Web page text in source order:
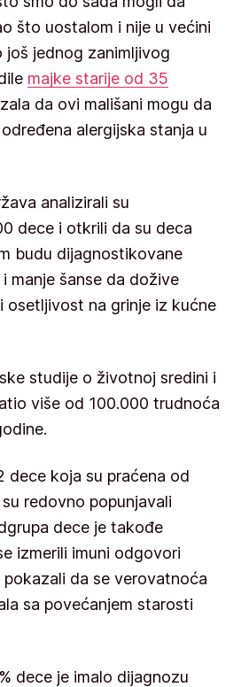
što uostalom i nije u većini
još jednog zanimljivog
majke starije od 35
da ovi mališani mogu da
alergijska stanja u
analizirali su
dece i otkrili da su deca
budu dijagnostikovane
manje šanse da dožive
osetljivost na grinje iz kućne
studije o životnoj sredini i
više od 100.000 trudnoća
dece koja su praćena od
redovno popunjavali
dece je takođe
izmerili imuni odgovori
da se verovatnoća
sa povećanjem starosti
dece je imalo dijagnozu